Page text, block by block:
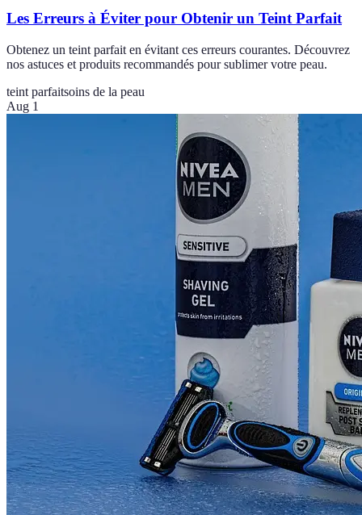
Les Erreurs à Éviter pour Obtenir un Teint Parfait
Obtenez un teint parfait en évitant ces erreurs courantes. Découvrez
nos astuces et produits recommandés pour sublimer votre peau.
teint parfaitsoins de la peau
Aug 1